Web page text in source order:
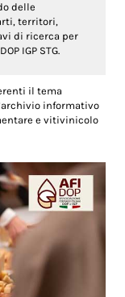
delle
territori,
di ricerca per
IGP STG.
il tema
informativo
e vitivinicolo